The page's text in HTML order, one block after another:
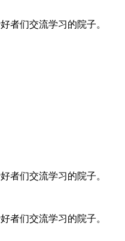
者们交流学习的院子。
者们交流学习的院子。
者们交流学习的院子。